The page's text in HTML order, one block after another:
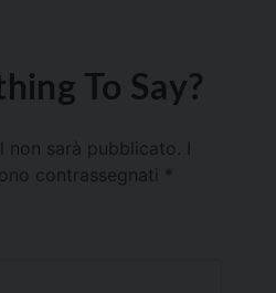
To Say?
non sarà pubblicato.
contrassegnati *